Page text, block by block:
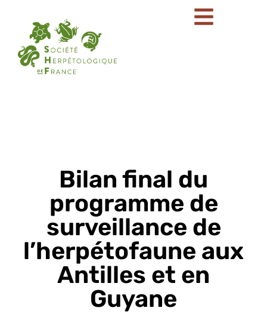
Bilan final du
programme de
surveillance de
l’herpétofaune aux
Antilles et en
Guyane